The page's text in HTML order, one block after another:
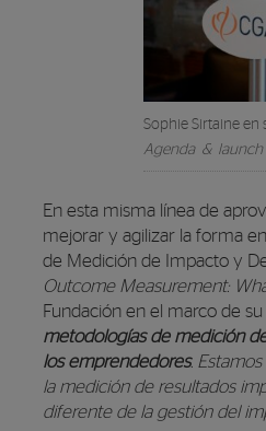
Sophie Sirtaine en
Agenda & launch
En esta misma línea de
mejorar y agilizar la forma
de Medición de Impacto y
Outcome Measurement:
Fundación en el marco de su
metodologías de medición
los emprendedores.
la medición de resultados
diferente de la gestión del